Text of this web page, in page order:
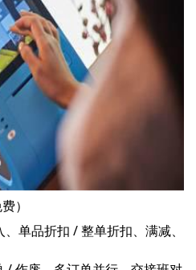
）
单品折扣 / 整单折扣、满减、